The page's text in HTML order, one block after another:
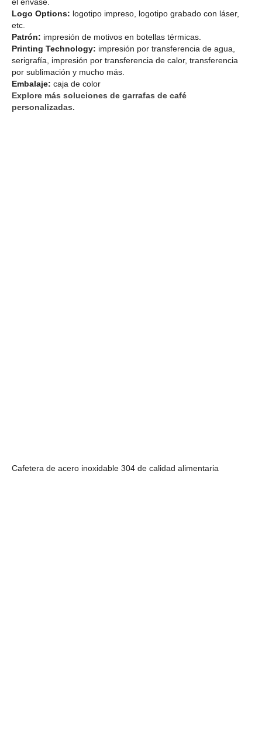
el envase.
Logo Options: logotipo impreso, logotipo grabado con láser,
etc.
Patrón: impresión de motivos en botellas térmicas.
Printing Technology: impresión por transferencia de agua,
serigrafía, impresión por transferencia de calor, transferencia
por sublimación y mucho más.
Embalaje: caja de color
Explore más soluciones de garrafas de café
personalizadas.
Cafetera de acero inoxidable 304 de calidad alimentaria